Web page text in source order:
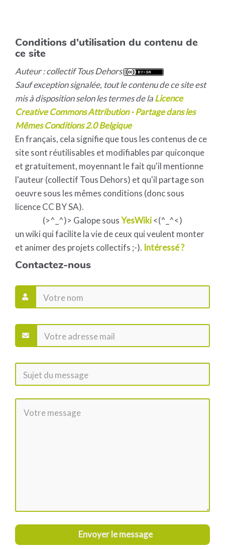
Conditions d'utilisation du contenu de
ce site
Auteur : collectif Tous Dehors
Sauf exception signalée, tout le contenu de ce site est
mis à disposition selon les termes de laLicence
Creative Commons Attribution - Partage dans les
Mêmes Conditions 2.0 Belgique
En français, cela signifie que tous les contenus de ce
site sont réutilisables et modifiables par quiconque
et gratuitement, moyennant le fait qu'il mentionne
l'auteur (collectif Tous Dehors) et qu'il partage son
oeuvre sous les mêmes conditions (donc sous
licence CC BY SA).
(>^_^)> Galope sousYesWiki<(^_^<)
un wiki qui facilite la vie de ceux qui veulent monter
et animer des projets collectifs ;-). Intéressé ?
Contactez-nous
Envoyer le message